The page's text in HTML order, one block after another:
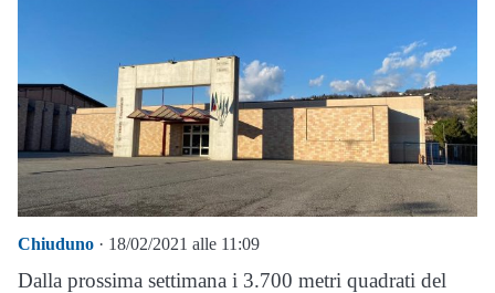
Chiuduno · 18/02/2021 alle 11:09
Dalla prossima settimana i 3.700 metri quadrati del